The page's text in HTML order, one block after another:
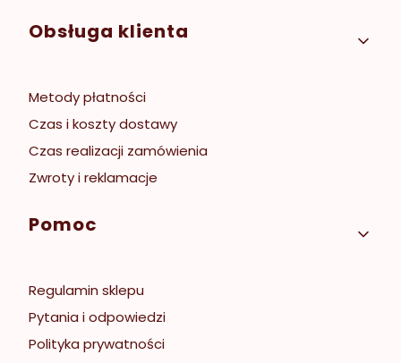
Obsługa klienta
Metody płatności
Czas i koszty dostawy
Czas realizacji zamówienia
Zwroty i reklamacje
Pomoc
Regulamin sklepu
Pytania i odpowiedzi
Polityka prywatności